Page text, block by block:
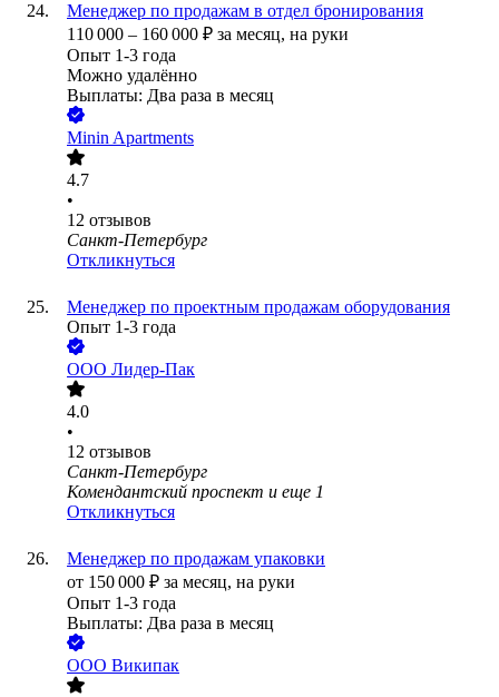
Менеджер по продажам в отдел бронирования
110 000 – 160 000 ₽ за месяц, на руки
Опыт 1-3 года
Можно удалённо
Выплаты: Два раза в месяц
Minin Apartments
4.7
•
12 отзывов
Санкт-Петербург
Откликнуться
Менеджер по проектным продажам оборудования
Опыт 1-3 года
ООО Лидер-Пак
4.0
•
12 отзывов
Санкт-Петербург
Комендантский проспект и еще 1
Откликнуться
Менеджер по продажам упаковки
от 150 000 ₽ за месяц, на руки
Опыт 1-3 года
Выплаты: Два раза в месяц
ООО Википак